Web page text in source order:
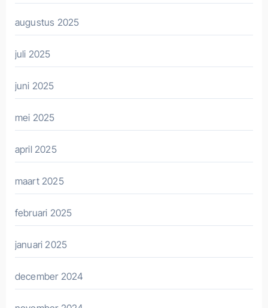
augustus 2025
juli 2025
juni 2025
mei 2025
april 2025
maart 2025
februari 2025
januari 2025
december 2024